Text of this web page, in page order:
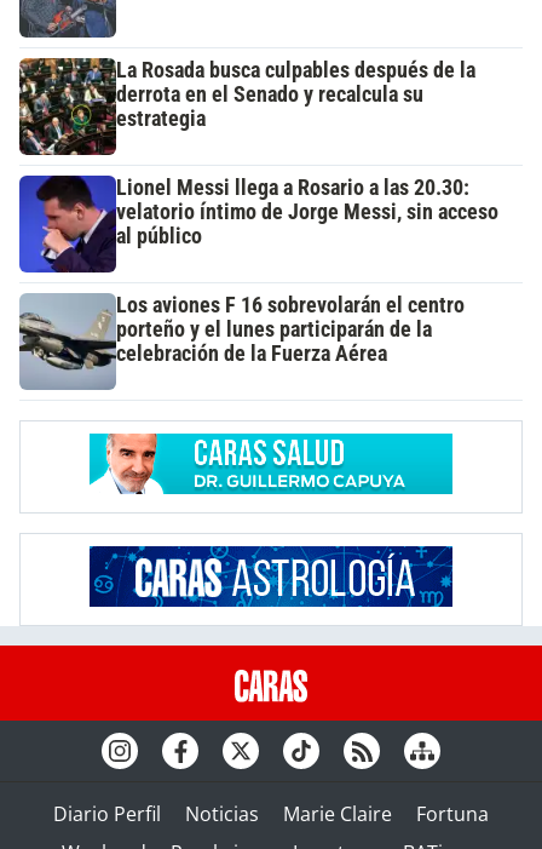
La Rosada busca culpables después de la
derrota en el Senado y recalcula su
estrategia
Lionel Messi llega a Rosario a las 20.30:
velatorio íntimo de Jorge Messi, sin acceso
al público
Los aviones F 16 sobrevolarán el centro
porteño y el lunes participarán de la
celebración de la Fuerza Aérea
Diario Perfil Noticias Marie Claire
Fortuna